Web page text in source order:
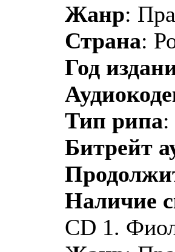
Жанр:
Страна:
Год
Тип рипа
Битрейт
Наличие
CD 1.